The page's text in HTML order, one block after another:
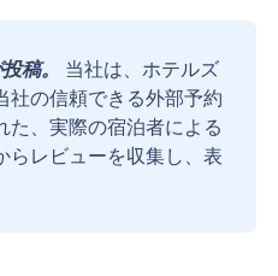
稿。
当社は、ホテルズ
社の信頼できる外部予約
た、実際の宿泊者による
らレビューを収集し、表